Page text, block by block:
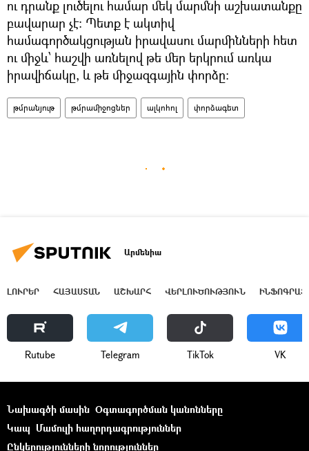
ու դրանք լուծելու համար մեկ մարմնի աշխատանքը
բավարար չէ։ Պետք է ակտիվ
համագործակցության իրավասու մարմինների հետ
ու միջև՝ հաշվի առնելով թե մեր երկրում առկա
իրավիճակը, և թե միջազգային փորձը։
թմրանյութ թմրամիջոցներ ալկոհոլ փորձագետ
Արմենիա
ԼՈՒՐԵՐ ՀԱՅԱՍՏԱՆ ԱՇԽԱՐՀ ՎԵՐԼՈՒԾՈՒԹՅՈՒՆ
Rutube Telegram ТikТоk VK
Նախագծի մասին Օգտագործման կանոնները
Կապ Մամուլի հաղորդագրություններ
Ընկերությունների նորություններ